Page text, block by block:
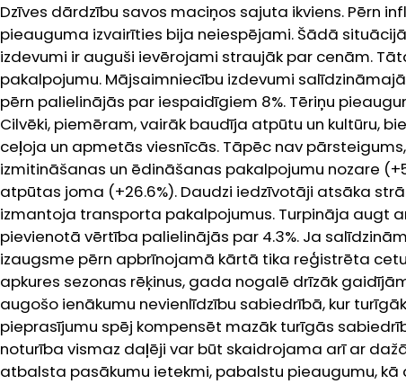
Dzīves dārdzību savos maciņos sajuta ikviens. Pērn
pieauguma izvairīties bija neiespējami. Šādā
izdevumi ir auguši ievērojami straujāk par cenām.
pakalpojumu. Mājsaimniecību izdevumi
pērn palielinājās par iespaidīgiem 8%. Tēriņu
Cilvēki, piemēram, vairāk baudīja atpūtu un kultūru,
ceļoja un apmetās viesnīcās. Tāpēc nav
izmitināšanas un ēdināšanas pakalpojumu nozare
atpūtas joma (+26.6%). Daudzi iedzīvotāji atsāka
izmantoja transporta pakalpojumus. Turpināja augt
pievienotā vērtība palielinājās par 4.3%. Ja
izaugsme pērn apbrīnojamā kārtā tika reģistrēta
apkures sezonas rēķinus, gada nogalē drīzāk
augošo ienākumu nevienlīdzību sabiedrībā, kur
pieprasījumu spēj kompensēt mazāk turīgās
noturība vismaz daļēji var būt skaidrojama arī ar
atbalsta pasākumu ietekmi, pabalstu pieaugumu,